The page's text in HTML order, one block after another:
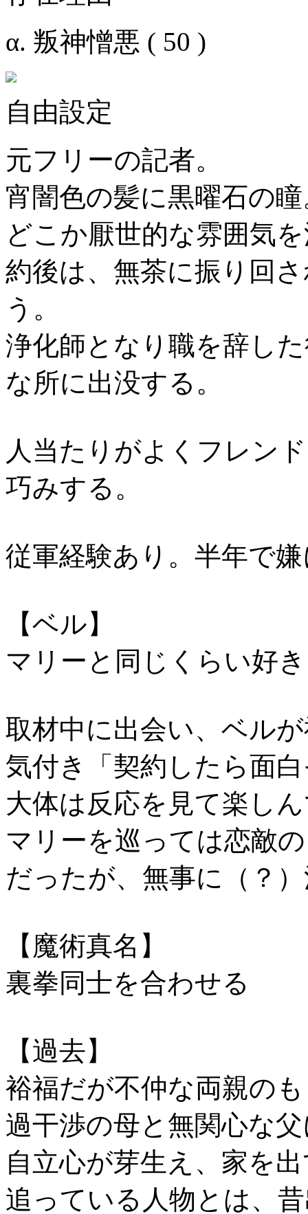
α. 叛神憎悪 ( 50 )
自由設定
元フリーの記者。
宵闇色の髪に黒曜石の
どこか厭世的な雰囲気
約後は、無茶に振り回
う。
浄化師となり職を辞し
な所に出没する。
人当たりがよくフレン
巧みする。
従軍経験あり。半年で
【ベル】
マリーと同じくらい好
取材中に出会い、ベル
気付き「契約したら面
大体は反応を見て楽し
マリーを巡っては恋敵
だったが、無事に（？
【魔術真名】
裏拳同士を合わせる
【過去】
裕福だが不仲な両親の
過干渉の母と無関心な
自立心が芽生え、家を
追っている人物とは、